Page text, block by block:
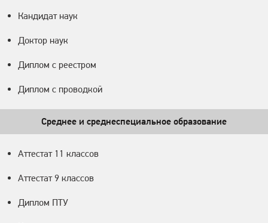
Кандидат наук
Доктор наук
Диплом с реестром
Диплом с проводкой
Среднее и среднеспециальное образование
Аттестат 11 классов
Аттестат 9 классов
Диплом ПТУ